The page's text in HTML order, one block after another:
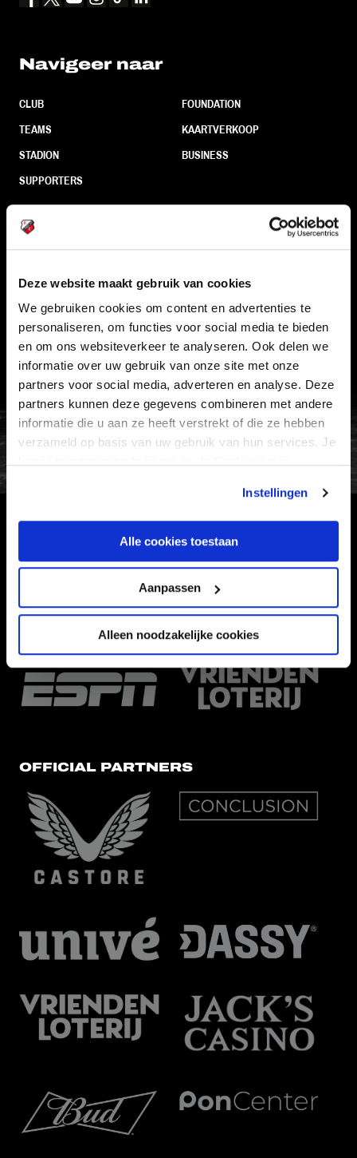
Deze website maakt gebruik van cookies
We gebruiken cookies om content en advertenties te
personaliseren, om functies voor social media te bieden
en om ons websiteverkeer te analyseren. Ook delen we
informatie over uw gebruik van onze site met onze
partners voor social media, adverteren en analyse. Deze
partners kunnen deze gegevens combineren met andere
informatie die u aan ze heeft verstrekt of die ze hebben
verzameld op basis van uw gebruik van hun services. Je
Instellingen
Alle cookies toestaan
Aanpassen
Alleen noodzakelijke cookies
Navigeer naar
CLUB
TEAMS
STADION
SUPPORTERS
FOUNDATION
KAARTVERKOOP
BUSINESS
Informatie
VEELGESTELDE VRAGEN
CONTACT
WERKEN BIJ
VERTROUWENSPERSOON
FC Utrecht<br>vanuit<br>het
HOOFDSPONSOR
EREDIVISIEPARTNERS
OFFICIAL PARTNERS